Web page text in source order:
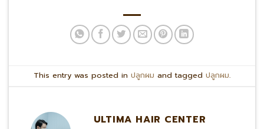
This entry was posted in ปลูกผม and tagged ปลูกผม.
ULTIMA HAIR CENTER